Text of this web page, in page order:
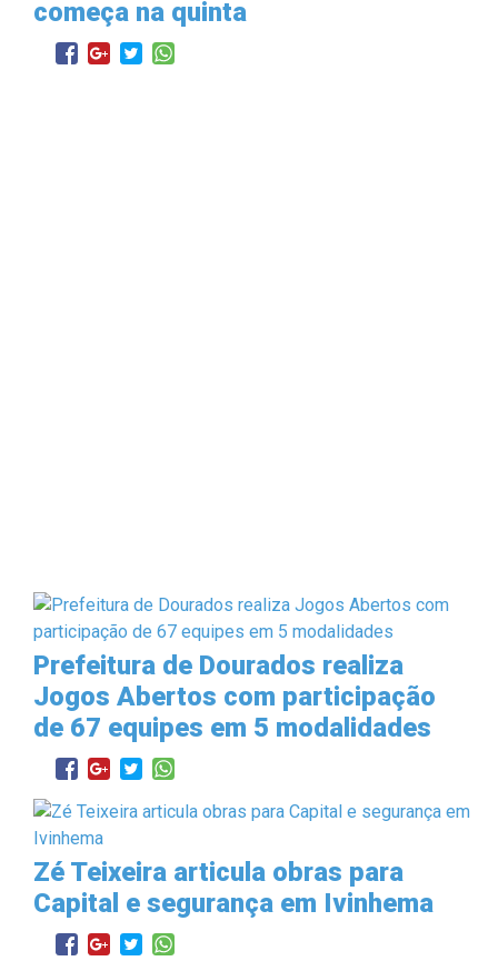
começa na quinta
Prefeitura de Dourados realiza
Jogos Abertos com participação
de 67 equipes em 5 modalidades
Zé Teixeira articula obras para
Capital e segurança em Ivinhema